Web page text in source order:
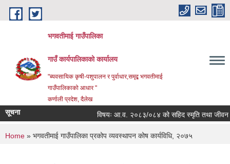
Skip to main content
भगवतीमाई गाउँपालिका
गाउँ कार्यपालिकाको कार्यालय
"ब्यवसायिक कृषी-पशुपालन र पुर्वाधार,समृद्ब भगवतीमाई
गाउँपालिकाको आधार "
कर्णाली प्रदेश, दैलेख
सूचना विषयः आ.व. २०८३/०८४ को सहिद स्मृति तथा जीवन
You are here
Home » भगवतीमाई गाउँपालिका प्रकोप व्यवस्थापन कोष कार्यविधि, २०७५